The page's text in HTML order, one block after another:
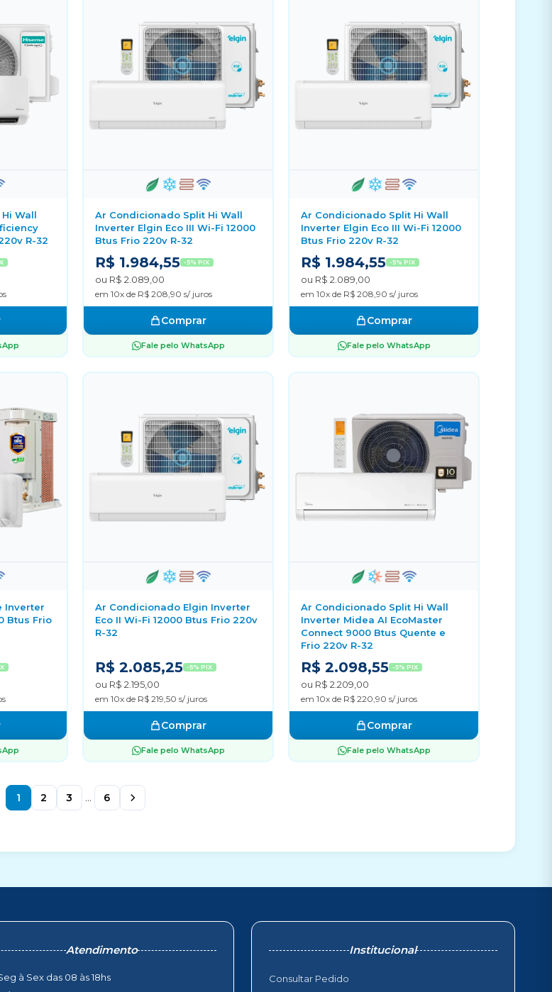
Wall
R-32
Ar Condicionado Split Hi Wall
Inverter Elgin Eco III Wi-Fi 12000
Btus Frio 220v R-32
R$ 1.984,55 -5% PIX
ou R$ 2.089,00
em 10x de R$ 208,90 s/ juros
Comprar
Fale pelo WhatsApp
Ar Condicionado Split Hi Wall
Inverter Elgin Eco III Wi-Fi 12000
Btus Frio 220v R-32
R$ 1.984,55 -5% PIX
ou R$ 2.089,00
em 10x de R$ 208,90 s/ juros
Comprar
Fale pelo WhatsApp
Inverter
Btus Frio
Ar Condicionado Elgin Inverter
Eco II Wi-Fi 12000 Btus Frio 220v
R-32
R$ 2.085,25 -5% PIX
ou R$ 2.195,00
em 10x de R$ 219,50 s/ juros
Comprar
Fale pelo WhatsApp
Ar Condicionado Split Hi Wall
Inverter Midea AI EcoMaster
Connect 9000 Btus Quente e
Frio 220v R-32
R$ 2.098,55 -5% PIX
ou R$ 2.209,00
em 10x de R$ 220,90 s/ juros
Comprar
Fale pelo WhatsApp
1 2 3 ... 6
Atendimento
à Sex das 08 às 18hs
Institucional
Consultar Pedido